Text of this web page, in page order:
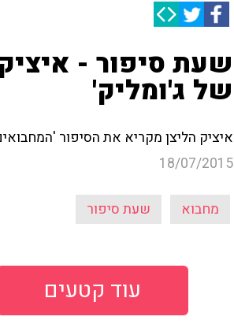
שעת סיפור -
של ג'ומליק'
איציק הליצן מקריא את הסיפור
18/07/2015
מחבוא שעת סיפור
עוד קטעים